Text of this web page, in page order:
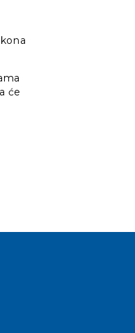
će